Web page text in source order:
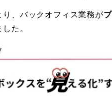
り、バックオフィス業務が
た。